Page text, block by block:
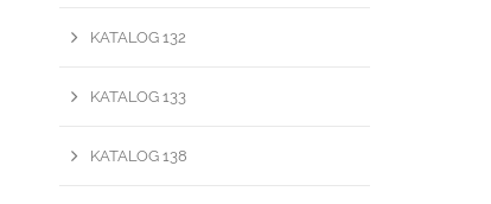
KATALOG 132
KATALOG 133
KATALOG 138